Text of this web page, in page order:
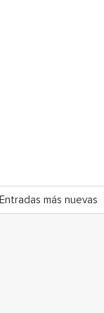
Entradas más nuevas